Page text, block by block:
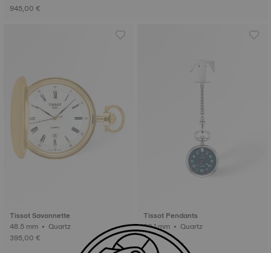
945,00 €
Tissot Savonnette
48.5 mm • Quartz
395,00 €
Tissot Pendants
30.1 mm • Quartz
195,00 €